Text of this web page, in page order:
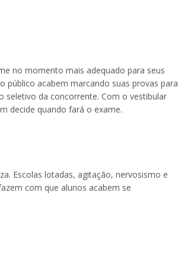
no momento mais adequado para seus
público acabem marcando suas provas para
seletivo da concorrente. Com o vestibular
decide quando fará o exame.
Escolas lotadas, agitação, nervosismo e
com que alunos acabem se